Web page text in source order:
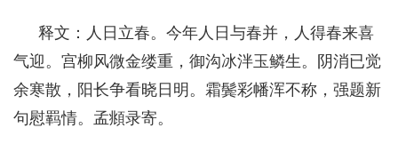
释文：人日立春。今年人日与春并，人得春来喜
气迎。宫柳风微金缕重，御沟冰泮玉鳞生。阴消已觉
余寒散，阳长争看晓日明。霜鬓彩幡浑不称，强题新
句慰羁情。孟頫录寄。